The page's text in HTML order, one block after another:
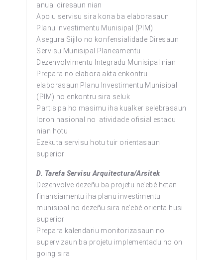
anual diresaun nian
Apoiu servisu sira kona ba elaborasaun
Planu Investimentu Munisipal (PIM)
Asegura Sijilo no konfensialidade Diresaun
Servisu Munisipal Planeamentu
Dezenvolvimentu Integradu Munisipal nian
Prepara no elabora akta enkontru
elaborasaun Planu Investimentu Munisipal
(PIM) no enkontru sira seluk
Partisipa ho masimu iha kualker selebrasaun
loron nasional no atividade ofisial estadu
nian hotu
Ezekuta servisu hotu tuir orientasaun
superior
D. Tarefa Servisu Arquitectura/Arsitek
Dezenvolve dezeñu ba projetu ne’ebé hetan
finansiamentu iha planu investimentu
munisipal no dezeñu sira ne’ebé orienta husi
superior
Prepara kalendariu monitorizasaun no
supervizaun ba projetu implementadu no on
going sira